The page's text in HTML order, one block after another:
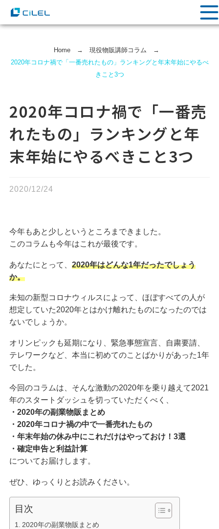
Home→ 現役物販講師コラム →
2020年コロナ禍で「一番売れたもの」ランキングと年末年始にやるべ
きこと3つ
2020年コロナ禍で「一番売
れたもの」ランキングと年
末年始にやるべきこと3つ
2020/12/24
今年もあと少しというところまできました。
このコラムも今年はこれが最後です。
あなたにとって、 2020年はどんな1年だったでしょう
か。
未知の新型コロナウィルスによって、ほぼすべての人が
想定していた2020年とはかけ離れたものになったのでは
ないでしょうか。
オリンピックも延期になり、緊急事態宣言、自粛要請、
テレワークなど、本当に初めてのことばかりがあった1年
でした。
今回のコラムは、そんな激動の2020年を乗り越えて2021
年のスタートダッシュを切っていただくべく、
・2020年の副業物販まとめ
・2020年コロナ禍の中で一番売れたもの
・年末年始の休み中にこれだけはやっておけ！3選
・確定申告と利益計算
についてお届けします。
ぜひ、ゆっくりとお読みください。
目次
2020年の副業物販まとめ